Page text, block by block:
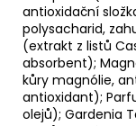
antioxidační
polysacharid,
(extrakt z listů
absorbent);
kůry magnólie,
antioxidant);
olejů); Gardenia